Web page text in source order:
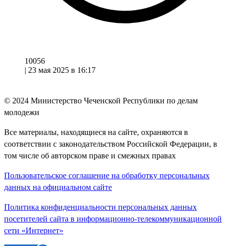
10056
| 23 мая 2025 в 16:17
© 2024 Министерство Чеченской Республики по делам
молодежи
Все материалы, находящиеся на сайте, охраняются в
соответствии с законодательством Российской Федерации, в
том числе об авторском праве и смежных правах
Пользовательское соглашение на обработку персональных
данных на официальном сайте
Политика конфиденциальности персональных данных
посетителей сайта в информационно-телекоммуникационной
сети «Интернет»